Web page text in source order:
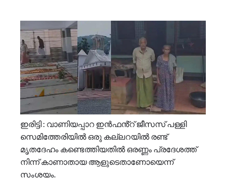
ഇരിട്ടി : വാണിയപ്പാറ ഇൻഫൻ്റ് ജീസസ് പള്ളി
സെമിത്തേരിയില്‍ ഒരു കല്ലറയില്‍ രണ്ട്
മൃതദേഹം കണ്ടെത്തിയതില്‍ ഒരണ്ണം പ്രദേശത്ത്
നിന്ന് കാണാതായ ആളുടെതാണോയെന്ന്
സംശയം.